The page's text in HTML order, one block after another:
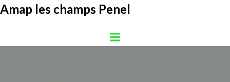
Aller
Amap les champs Penel